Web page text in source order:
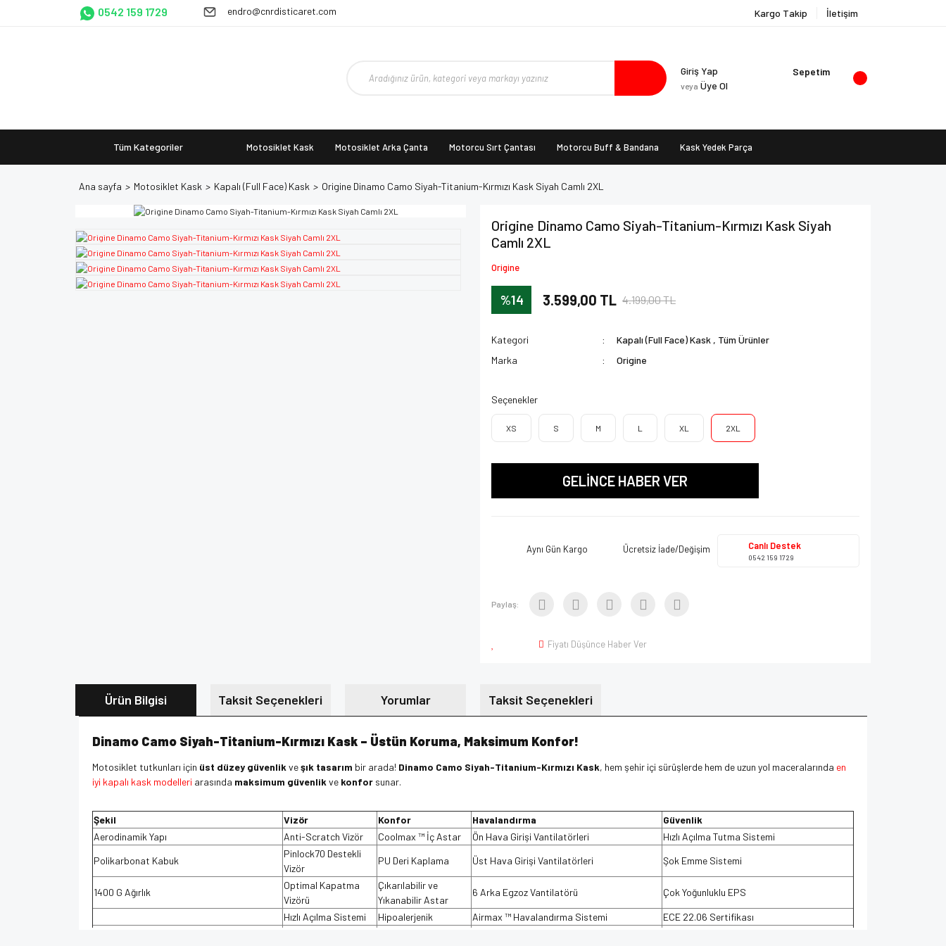
0542 159 1729 endro@cnrdisticaret.com Kargo Takip İletişim
Giriş Yap
veya Üye Ol
Sepetim
Tüm Kategoriler Motosiklet Kask Motosiklet Arka Çanta Motorcu Sırt Çantası Motorcu Buff & Bandana Kask Yedek Parça
Ana sayfa Motosiklet Kask Kapalı (Full Face) Kask Origine Dinamo Camo Siyah-Titanium-Kırmızı Kask Siyah Camlı 2XL
Origine Dinamo Camo Siyah-Titanium-Kırmızı Kask Siyah
Camlı 2XL
Origine
%14 3.599,00 TL 4.199,00 TL
Kategori Kapalı (Full Face) Kask , Tüm Ürünler
Marka
Origine
Seçenekler
XS S M L XL 2XL
GELİNCE HABER VER
Aynı Gün Kargo Ücretsiz İade/Değişim Canlı Destek
0542 159 1729
Paylaş:
Fiyatı Düşünce Haber Ver
Ürün Bilgisi Taksit Seçenekleri Yorumlar Taksit Seçenekleri
Dinamo Camo Siyah-Titanium-Kırmızı Kask – Üstün Koruma, Maksimum Konfor!
Motosiklet tutkunları için üst düzey güvenlik veşık tasarım bir arada! Dinamo Camo Siyah-Titanium-Kırmızı Kask, hem şehir içi sürüşlerde hem de uzun yol maceralarında en
iyi kapalı kask modelleri arasında maksimum güvenlik ve konfor sunar.
Şekil Vizör Konfor Havalandırma
Güvenlik
Aerodinamik Yapı
Anti-Scratch Vizör Coolmax ™ İç Astar Ön Hava Girişi Vantilatörleri
Hızlı Açılma Tutma Sistemi
Polikarbonat Kabuk
Pinlock70 Destekli
Vizör
PU Deri Kaplama Üst Hava Girişi Vantilatörleri Şok Emme Sistemi
1400 G Ağırlık
Optimal Kapatma
Vizörü
Çıkarılabilir ve
Yıkanabilir Astar
6 Arka Egzoz Vantilatörü Çok Yoğunluklu EPS
Hızlı Açılma Sistemi Hipoalerjenik Airmax ™ Havalandırma Sistemi
ECE 22.06 Sertifikası